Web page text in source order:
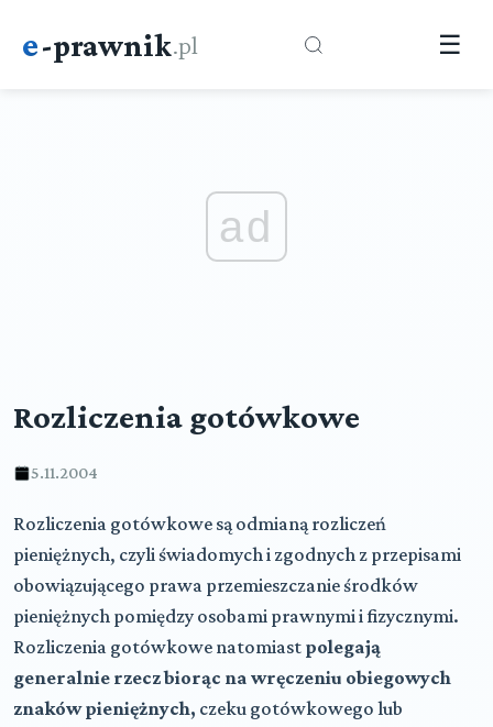
e-prawnik.pl ☰
ad
Rozliczenia gotówkowe
5.11.2004
Rozliczenia gotówkowe są odmianą rozliczeń
pieniężnych, czyli świadomych i zgodnych z przepisami
obowiązującego prawa przemieszczanie środków
pieniężnych pomiędzy osobami prawnymi i fizycznymi.
Rozliczenia gotówkowe natomiast polegają
generalnie rzecz biorąc na wręczeniu obiegowych
znaków pieniężnych, czeku gotówkowego lub